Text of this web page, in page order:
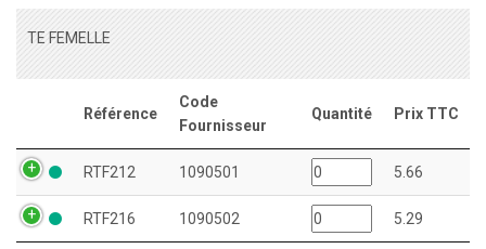
TE FEMELLE
Référence
Code
Fournisseur
Quantité Prix TTC
RTF212 1090501 5.66
RTF216 1090502 5.29